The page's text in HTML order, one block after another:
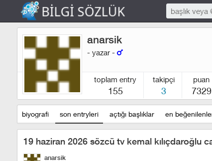
anarsik
- yazar -
toplam entry
155
takipçi
3
puan
7329
biyografi son entryleri açtığı başlıklar en
19 haziran 2026 sözcü tv kemal kılıçdaroğlu
anarsik